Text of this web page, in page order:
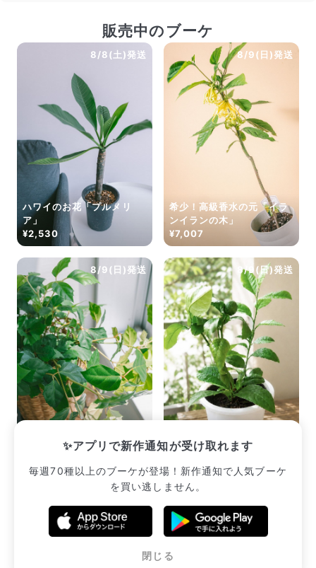
✨アプリで新作通知が受け取れます
毎週70種以上のブーケが登場！新作通知で人気ブーケ
を買い逃しません。
閉じる
販売中のブーケ
8/8(土)発送
ハワイのお花「プルメリ
ア」
¥2,530
8/9(日)発送
希少！高級香水の元「イラ
ンイランの木」
¥7,007
8/9(日)発送 8/9(日)発送
¥2,915
販売中のブーケ一覧へ